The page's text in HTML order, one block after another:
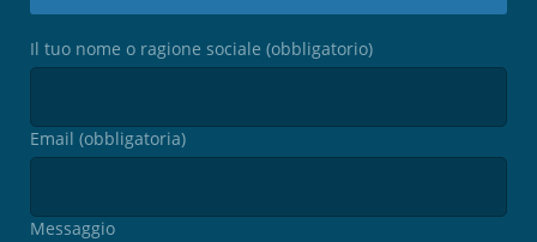
Il tuo nome o ragione sociale (obbligatorio)
Email (obbligatoria)
Messaggio